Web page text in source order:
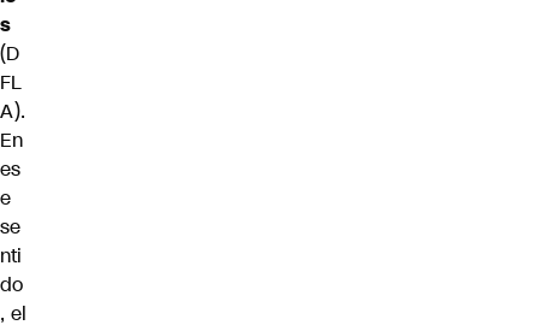
s
(D
FL
A).
En
es
e
se
nti
do
, el